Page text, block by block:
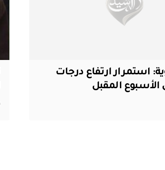
استمرار ارتفاع درجات
الأسبوع المقبل